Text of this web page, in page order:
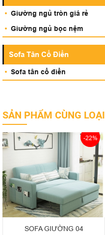
Giường ngủ tròn giá rẻ
Giường ngủ bọc nệm
Sofa Tân Cổ Điển
Sofa tân cổ điển
SẢN PHẨM CÙNG LOẠI
-22%
SOFA GIƯỜNG 04